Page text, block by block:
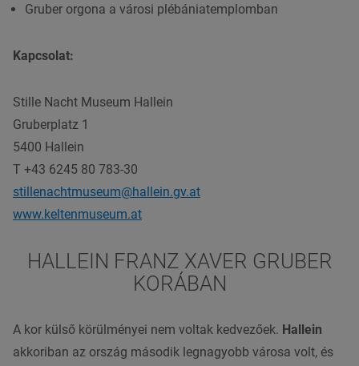
Gruber orgona a városi plébániatemplomban
Kapcsolat:
Stille Nacht Museum Hallein
Gruberplatz 1
5400 Hallein
T +43 6245 80 783-30
stillenachtmuseum@hallein.gv.at
www.keltenmuseum.at
HALLEIN FRANZ XAVER GRUBER
KORÁBAN
A kor külső körülményei nem voltak kedvezőek. Hallein
akkoriban az ország második legnagyobb városa volt, és